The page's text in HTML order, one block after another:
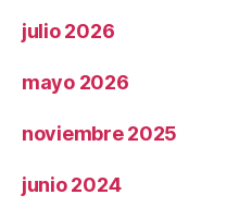
julio 2026
mayo 2026
noviembre 2025
junio 2024